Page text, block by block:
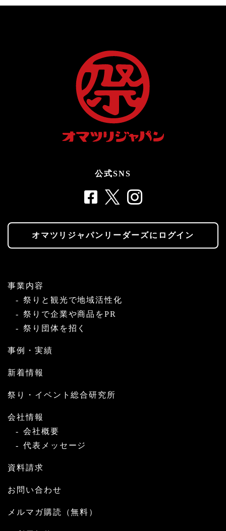
公式SNS
オマツリジャパンリーダーズにログイン
事業内容
祭りと観光で地域活性化
祭りで企業や商品をPR
祭り団体を招く
事例・実績
新着情報
祭り・イベント総合研究所
会社情報
会社概要
代表メッセージ
資料請求
お問い合わせ
メルマガ購読（無料）